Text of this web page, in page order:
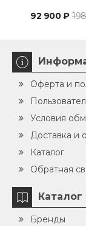
92 900 ₽
Оферта и
Условия
Доставка и
Каталог
Обратная
Каталог
Бренды